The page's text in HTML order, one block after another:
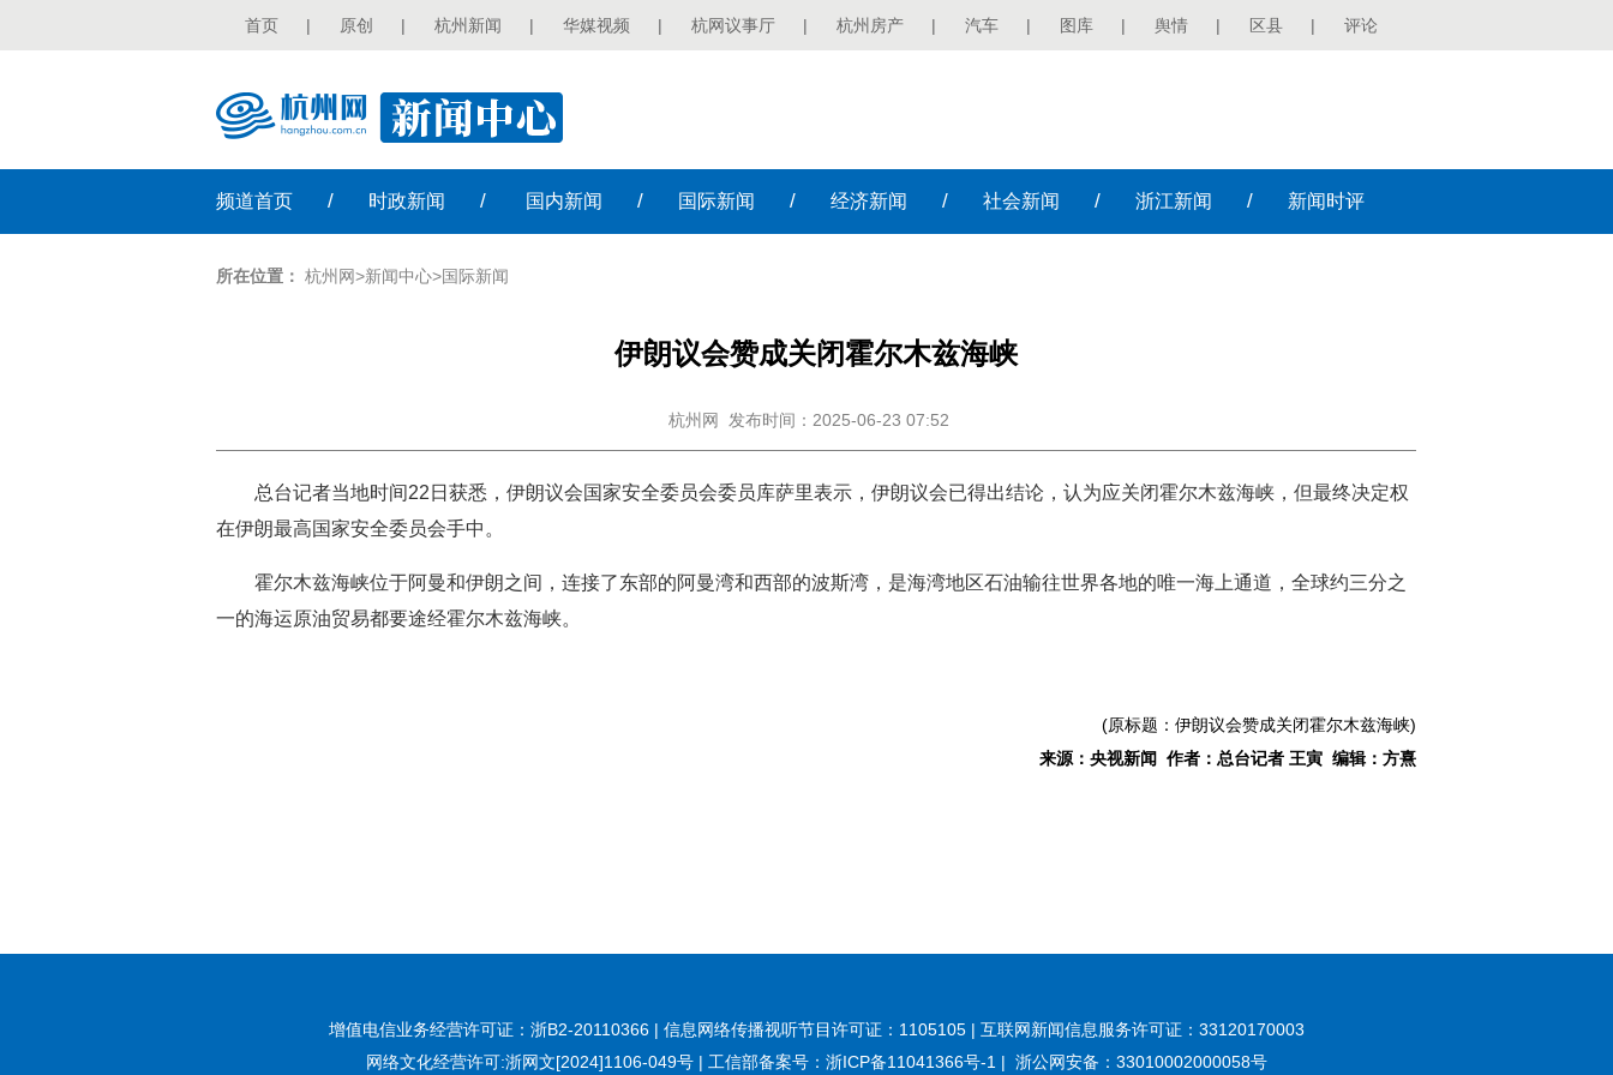
首页 | 原创 | 杭州新闻 | 华媒视频 | 杭网议事厅 | 杭州房产 | 汽车 | 图库 | 舆情 | 区县 | 评论
频道首页 / 时政新闻 / 国内新闻 / 国际新闻 / 经济新闻 / 社会新闻 / 浙江新闻 / 新闻时评
所在位置： 杭州网>新闻中心>国际新闻
伊朗议会赞成关闭霍尔木兹海峡
杭州网 发布时间：2025-06-23 07:52
总台记者当地时间22日获悉，伊朗议会国家安全委员会委员库萨里表示，伊朗议会已得出结论，认为应关闭霍尔木兹海峡，但最终决定权
在伊朗最高国家安全委员会手中。
霍尔木兹海峡位于阿曼和伊朗之间，连接了东部的阿曼湾和西部的波斯湾，是海湾地区石油输往世界各地的唯一海上通道，全球约三分之
一的海运原油贸易都要途经霍尔木兹海峡。
(原标题：伊朗议会赞成关闭霍尔木兹海峡)
来源：央视新闻 作者：总台记者 王寅 编辑：方熹
增值电信业务经营许可证：浙B2-20110366 | 信息网络传播视听节目许可证：1105105 | 互联网新闻信息服务许可证：33120170003
网络文化经营许可:浙网文[2024]1106-049号| 工信部备案号：浙ICP备11041366号-1 | 浙公网安备：33010002000058号